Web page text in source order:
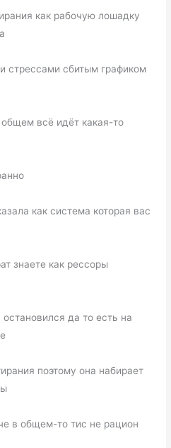
как рабочую лошадку
стрессами сбитым графиком
всё идёт какая-то
как система которая вас
знаете как рессоры
остановился да то есть на
поэтому она набирает
в общем-то тис не рацион